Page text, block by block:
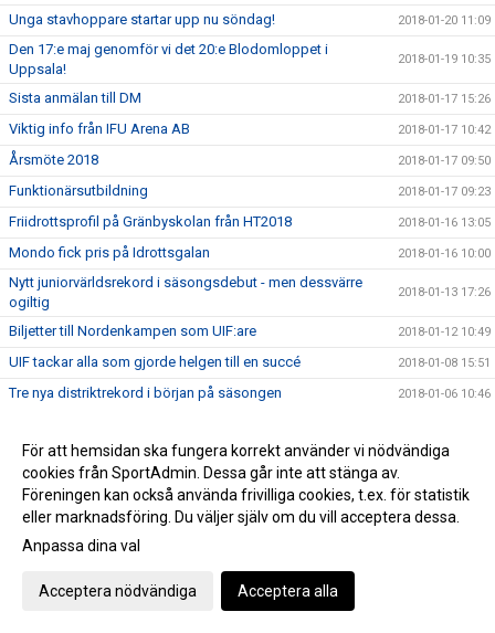
Unga stavhoppare startar upp nu söndag! 2018-01-20 11:09
Den 17:e maj genomför vi det 20:e Blodomloppet i
Uppsala!
2018-01-19 10:35
Sista anmälan till DM 2018-01-17 15:26
Viktig info från IFU Arena AB 2018-01-17 10:42
Årsmöte 2018 2018-01-17 09:50
Funktionärsutbildning 2018-01-17 09:23
Friidrottsprofil på Gränbyskolan från HT2018 2018-01-16 13:05
Mondo fick pris på Idrottsgalan 2018-01-16 10:00
Nytt juniorvärldsrekord i säsongsdebut - men dessvärre
ogiltig
2018-01-13 17:26
Biljetter till Nordenkampen som UIF:are 2018-01-12 10:49
UIF tackar alla som gjorde helgen till en succé 2018-01-08 15:51
Tre nya distriktrekord i början på säsongen 2018-01-06 10:46
Tidsprogram till Muskelcentrum Indoor UTE! 2018-01-02 11:52
PM till Muskelcentrum Indoor Games ute! 2017-12-31 11:33
Muskelcentrum Indoor Games 2017-12-20 14:28
Muskelcentrum Indoor games sänds LIVE!
Säkra din biljetter till Nordenkampen!
För att hemsidan ska fungera korrekt använder vi nödvändiga
cookies från SportAdmin. Dessa går inte att stänga av.
Föreningen kan också använda frivilliga cookies, t.ex. för statistik
eller marknadsföring. Du väljer själv om du vill acceptera dessa.
Anpassa dina val
Acceptera nödvändiga Acceptera alla